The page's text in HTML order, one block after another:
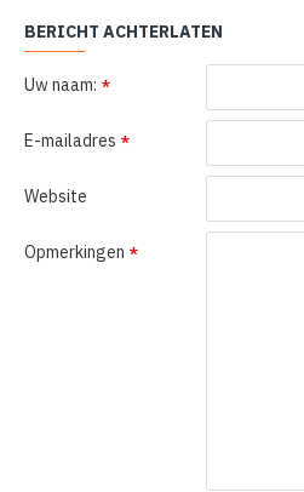
BERICHT ACHTERLATEN
Uw naam:
E-mailadres
Website
Opmerkingen